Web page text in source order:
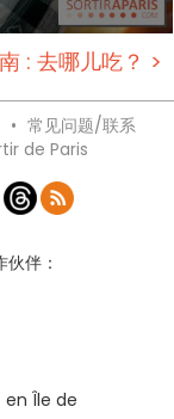
: 去哪儿吃？ >
• 常见问题/联系
de Paris
伴：
en Île de